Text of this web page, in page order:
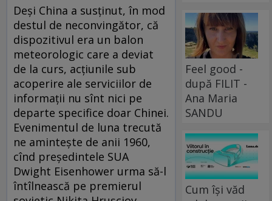
Deși China a susținut, în mod
destul de neconvingător, că
dispozitivul era un balon
meteorologic care a deviat
de la curs, acțiunile sub
acoperire ale serviciilor de
informații nu sînt nici pe
departe specifice doar Chinei.
Evenimentul de luna trecută
ne amintește de anii 1960,
cînd președintele SUA
Dwight Eisenhower urma să-l
întîlnească pe premierul
Feel good -
după FILIT -
Ana Maria
SANDU
Cum își văd